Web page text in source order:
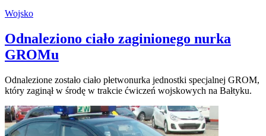
Wojsko
Odnaleziono ciało zaginionego nurka
GROMu
Odnalezione zostało ciało płetwonurka jednostki specjalnej GROM,
który zaginął w środę w trakcie ćwiczeń wojskowych na Bałtyku.